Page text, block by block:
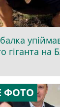
гіганта на
ФОТО